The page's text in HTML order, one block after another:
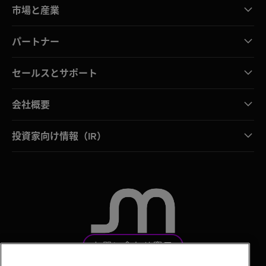
市場と産業
パートナー
セールスとサポート
会社概要
投資家向け情報（IR）
お問い合わせ窓口